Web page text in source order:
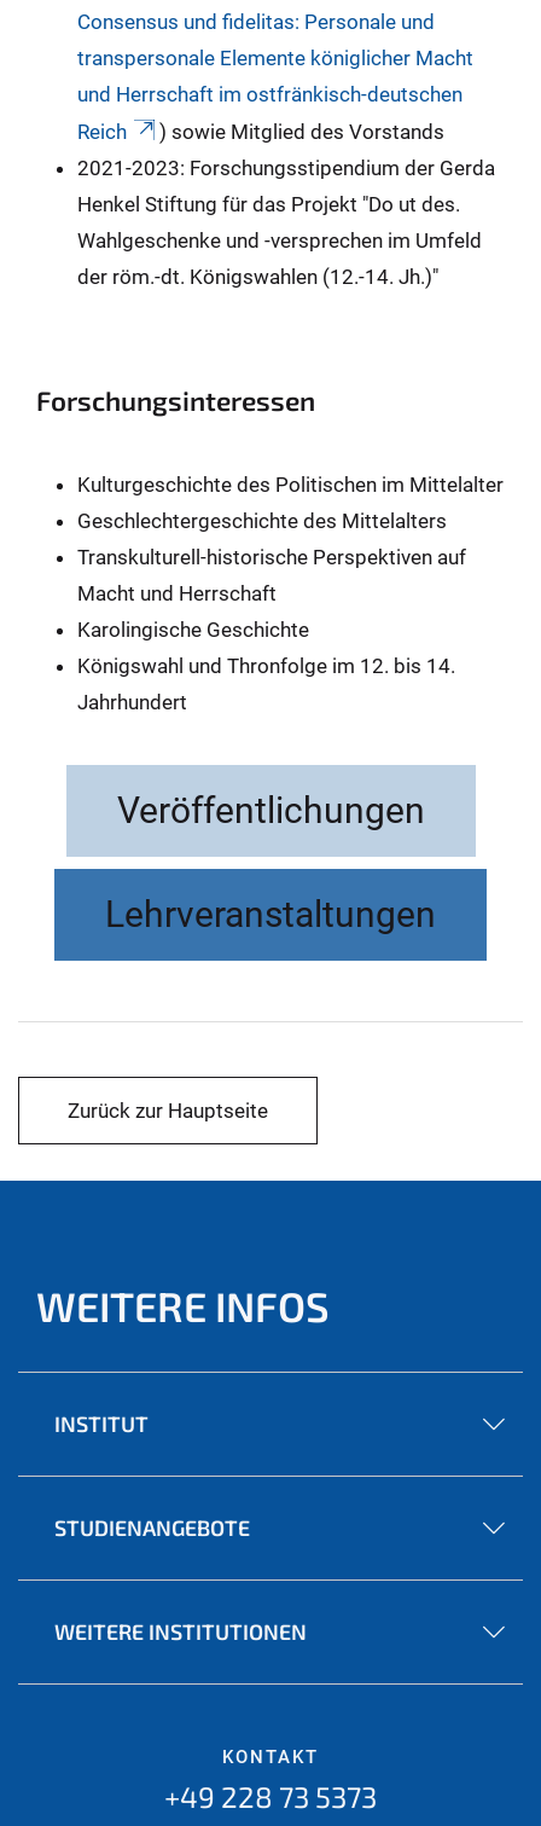
Consensus und fidelitas: Personale und
transpersonale Elemente königlicher Macht
und Herrschaft im ostfränkisch-deutschen
Reich
) sowie Mitglied des Vorstands
2021-2023: Forschungsstipendium der Gerda
Henkel Stiftung für das Projekt "Do ut des.
Wahlgeschenke und -versprechen im Umfeld
der röm.-dt. Königswahlen (12.-14. Jh.)"
Forschungsinteressen
Kulturgeschichte des Politischen im Mittelalter
Geschlechtergeschichte des Mittelalters
Transkulturell-historische Perspektiven auf
Macht und Herrschaft
Karolingische Geschichte
Königswahl und Thronfolge im 12. bis 14.
Jahrhundert
Veröffentlichungen
Lehrveranstaltungen
Zurück zur Hauptseite
WEITERE INFOS
INSTITUT
STUDIENANGEBOTE
WEITERE INSTITUTIONEN
KONTAKT
+49 228 73 5373